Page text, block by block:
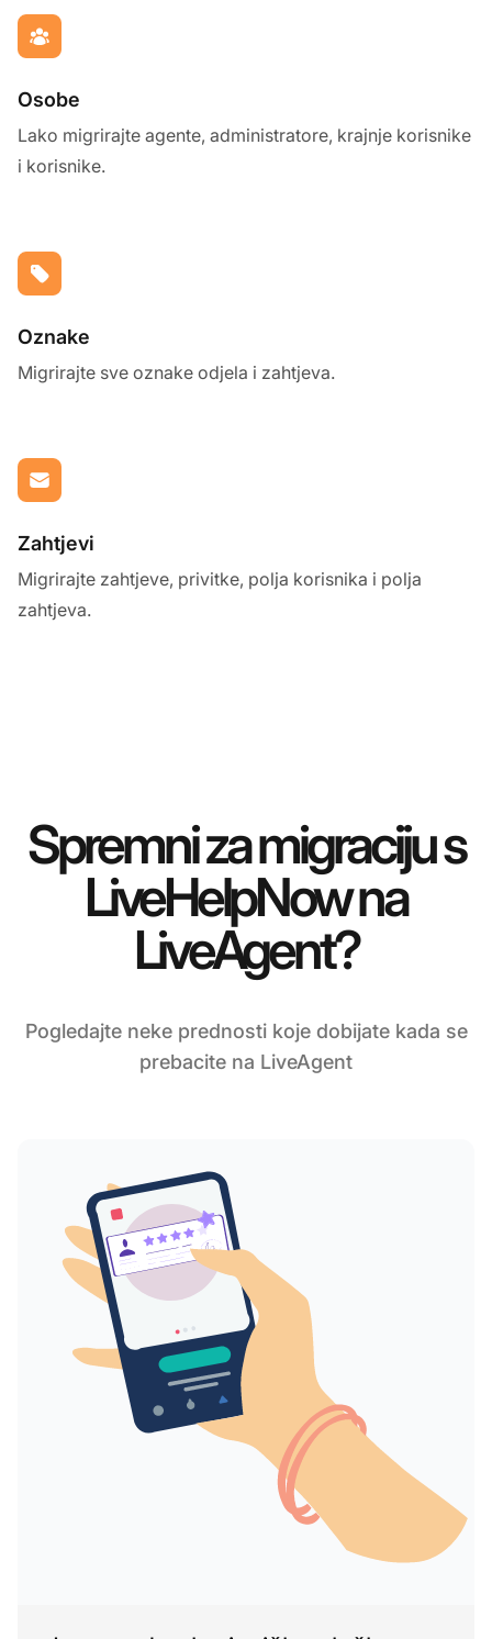
Osobe
Lako migrirajte agente, administratore, krajnje korisnike
i korisnike.
Oznake
Migrirajte sve oznake odjela i zahtjeva.
Zahtjevi
Migrirajte zahtjeve, privitke, polja korisnika i polja
zahtjeva.
Spremni za migraciju s
LiveHelpNow na
LiveAgent?
Pogledajte neke prednosti koje dobijate kada se
prebacite na LiveAgent